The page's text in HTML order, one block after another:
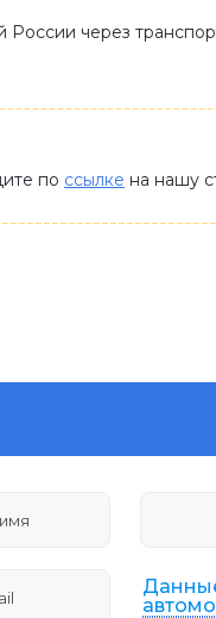
России через
по ссылке на нашу